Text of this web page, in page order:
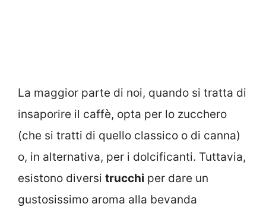
La maggior parte di noi, quando si tratta di
insaporire il caffè, opta per lo zucchero
(che si tratti di quello classico o di canna)
o, in alternativa, per i dolcificanti. Tuttavia,
esistono diversi trucchi per dare un
gustosissimo aroma alla bevanda